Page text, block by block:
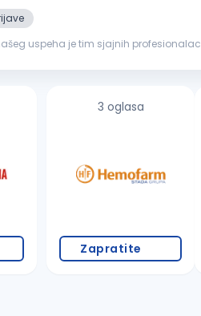
uspeha je tim sjajnih
3 oglasa
Zapratite